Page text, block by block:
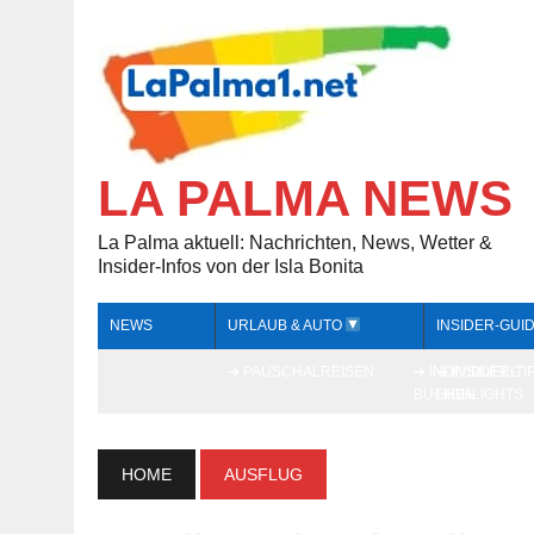
LA PALMA NEWS
La Palma aktuell: Nachrichten, News, Wetter &
Insider-Infos von der Isla Bonita
NEWS URLAUB & AUTO INSIDER-
HOME AUSFLUG